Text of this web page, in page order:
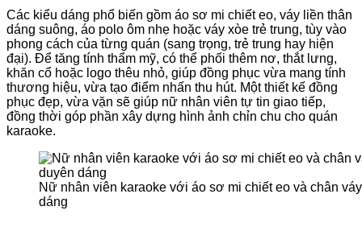
Các kiểu dáng phổ biến gồm áo sơ mi chiết eo, váy liền thân
dáng suông, áo polo ôm nhẹ hoặc váy xòe trẻ trung, tùy vào
phong cách của từng quán (sang trọng, trẻ trung hay hiện
đại). Để tăng tính thẩm mỹ, có thể phối thêm nơ, thắt lưng,
khăn cổ hoặc logo thêu nhỏ, giúp đồng phục vừa mang tính
thương hiệu, vừa tạo điểm nhấn thu hút. Một thiết kế đồng
phục đẹp, vừa vặn sẽ giúp nữ nhân viên tự tin giao tiếp,
đồng thời góp phần xây dựng hình ảnh chỉn chu cho quán
karaoke.
Nữ nhân viên karaoke với áo sơ mi chiết eo và chân
dáng